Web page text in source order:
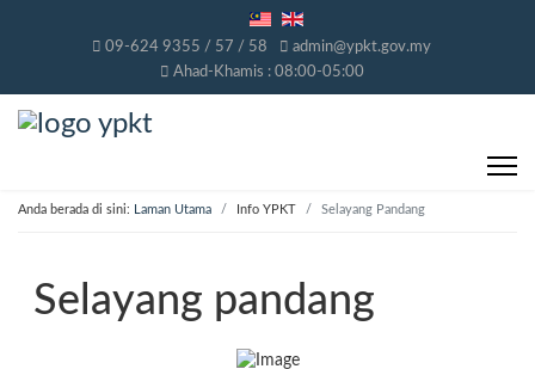
09-624 9355 / 57 / 58
admin@ypkt.gov.my
Ahad-Khamis : 08:00-05:00
Anda berada di sini: Laman Utama Info YPKT Selayang Pandang
Selayang pandang